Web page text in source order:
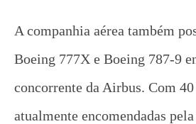
A companhia aérea também
Boeing 777X e Boeing 787-9
concorrente da Airbus. Com 40
atualmente encomendadas